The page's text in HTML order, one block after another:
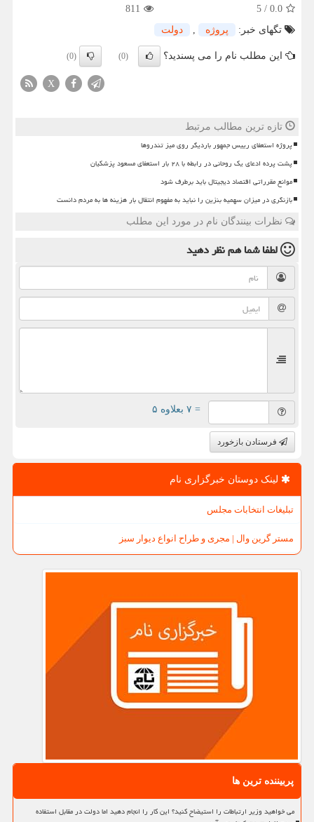
0.0
/
5
811
تگهای خبر:
پروژه , دولت
این مطلب نام را می پسندید؟ (0)
(0)
X
تازه ترین مطالب مرتبط
پروژه استعفای رییس جمهور باردیگر روی میز تندروها
پشت پرده ادعای یک روحانی در رابطه با ۲۸ بار استعفای مسعود پزشکیان
موانع مقرراتی اقتصاد دیجیتال باید برطرف شود
بازنگری در میزان سهمیه بنزین را نباید به مفهوم انتقال بار هزینه ها به مردم دانست
نظرات بینندگان نام در مورد این مطلب
لطفا شما همنظر دهید
= ۷ بعلاوه ۵
فرستادن بازخورد
لینک دوستان خبرگزاری نام
تبلیغات انتخابات مجلس
مستر گرین وال | مجری و طراح انواع دیوار سبز
پربیننده ترین ها
می خواهید وزیر ارتباطات را استیضاح کنید؟ این کار را انجام دهید اما دولت در مقابل استفاده